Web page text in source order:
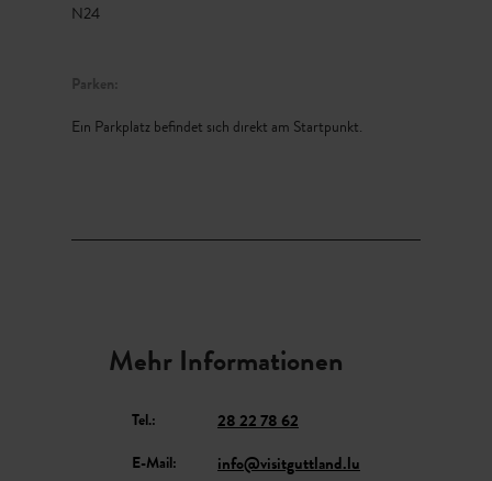
N24
Parken:
Ein Parkplatz befindet sich direkt am Startpunkt.
Mehr Informationen
Tel.: 28 22 78 62
E-Mail: info@visitguttland.lu